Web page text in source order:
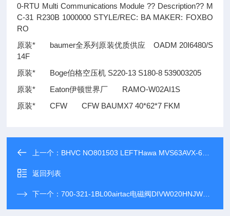
0-RTU Multi Communications Module?? Description??M
C-31 R230B 1000000 STYLE/REC: BA MAKER: FOXBO
RO
原装* baumer全系列原装优质供应 OADM 20I6480/S
14F
原装* Boge伯格空压机 S220-13 S180-8 539003205
原装* Eaton伊顿世界厂 RAMO-W02AI1S
原装* CFW CFW BAUMX7 40*62*7 FKM
上一个： BHVC NO801503 LEFTHawa MVS63AVX-630报价全系列，DEE 1031 A010-130原装技术
返回列表
下一个：700-321-1BL00airtac电磁阀DIVW020HNJW91报价全系列，原装品质